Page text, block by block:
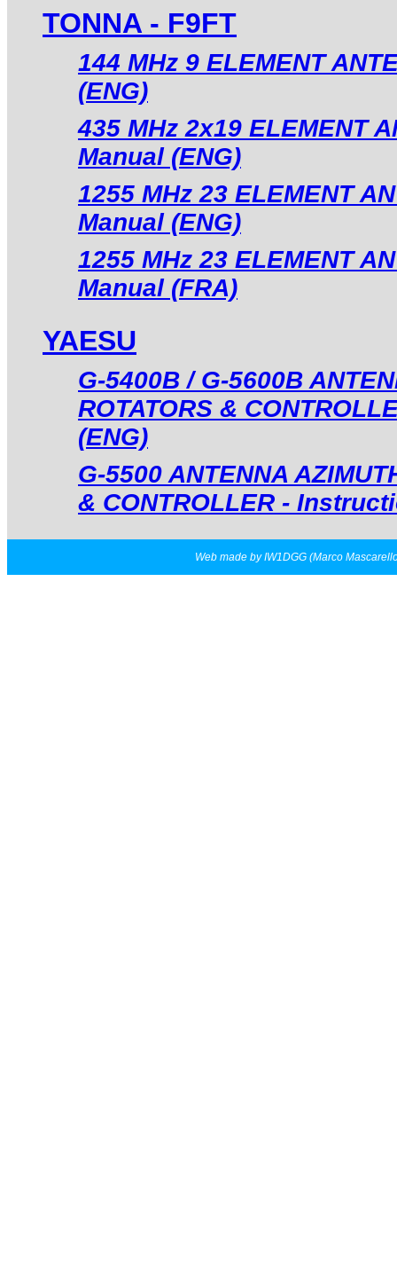
TONNA - F9FT
144 MHz 9 ELEMENT
(ENG)
435 MHz 2x19 ELEMENT
Manual (ENG)
1255 MHz 23 ELEMENT
Manual (ENG)
1255 MHz 23 ELEMENT
Manual (FRA)
YAESU
G-5400B / G-5600B
ROTATORS &
(ENG)
G-5500 ANTENNA
& CONTROLLER -
Web made by IW1DGG (Marco